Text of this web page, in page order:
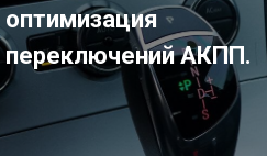
оптимизация
переключений АКПП.